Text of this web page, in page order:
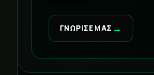
ΓΝΩΡΙΣΕ ΜΑΣ →